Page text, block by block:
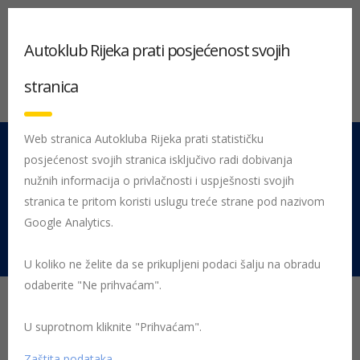
051 212 442 Centrala
Pon - Pet 08:00 - 16:00
Rujevica 9/1, 51000 Rijeka
Kako se zaštititi od
koronavirusa u
Autoklub Rijeka prati posjećenost svojih
stranica
Web stranica Autokluba Rijeka prati statističku
posjećenost svojih stranica isključivo radi dobivanja
nužnih informacija o privlačnosti i uspješnosti svojih
stranica te pritom koristi uslugu treće strane pod nazivom
Google Analytics.
U koliko ne želite da se prikupljeni podaci šalju na obradu
odaberite "Ne prihvaćam".
U suprotnom kliknite "Prihvaćam".